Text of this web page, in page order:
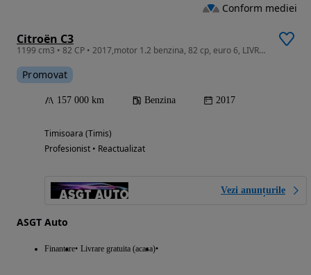
Citroën C3
1199 cm3 • 82 CP • 2017,motor 1.2 benzina, 82 cp, euro 6, LIVRARE GRATUITA,GARANTIE✅
Promovat
157 000 km Benzina 2017
Timisoara (Timis)
Profesionist • Reactualizat
Vezi anunțurile
ASGT Auto
Finantare Livrare gratuita (acasa)
Conform mediei